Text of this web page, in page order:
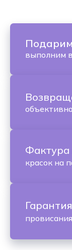
выполним
Фактура
красок на